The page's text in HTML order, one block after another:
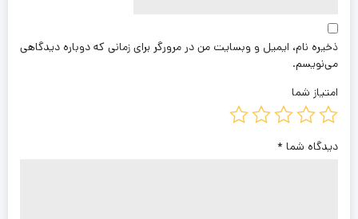
ذخیره نام، ایمیل و وبسایت من در مرورگر برای زمانی که دوباره دیدگاهی
می‌نویسم.
امتیاز شما
دیدگاه شما *